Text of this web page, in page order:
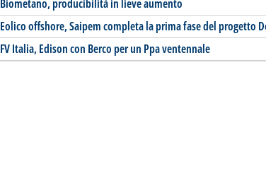
Biometano, producibilità in lieve aumento
Eolico offshore, Saipem completa la prima fase del progetto
FV Italia, Edison con Berco per un Ppa ventennale